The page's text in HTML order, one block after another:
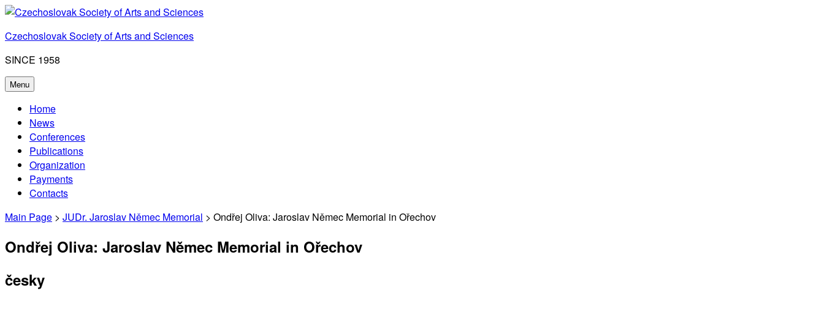
Skip
content
Czechoslovak Society of Arts and Sciences
SINCE 1958
Menu
Home
News
Conferences
Publications
Organization
Payments
Contacts
Main Page > JUDr. Jaroslav Němec Memorial > Ondřej Oliva: Jaroslav Němec Memorial in Ořechov
Ondřej Oliva: Jaroslav Němec Memorial in Ořechov
česky